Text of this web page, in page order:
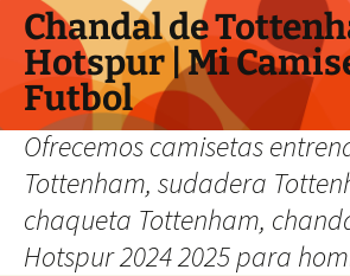
Chandal de
Hotspur | Mi
Futbol
Ofrecemos camisetas
Tottenham, sudadera
chaqueta Tottenham,
Hotspur 2024 2025 para